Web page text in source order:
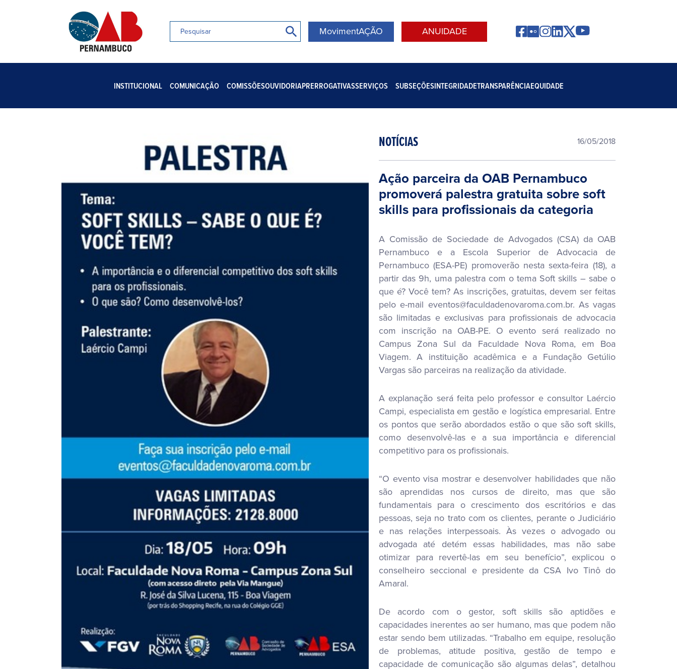
MovimentAÇÃO ANUIDADE
INSTITUCIONAL COMUNICAÇÃO COMISSÕESOUVIDORIAPRERROGATIVASSERVIÇOS SUBSEÇÕESINTEGRIDADETRANSPARÊNCIAEQUIDADE
NOTÍCIAS 16/05/2018
Ação parceira da OAB Pernambuco
promoverá palestra gratuita sobre soft
skills para profissionais da categoria
A Comissão de Sociedade de Advogados (CSA) da OAB
Pernambuco e a Escola Superior de Advocacia de
Pernambuco (ESA-PE) promoverão nesta sexta-feira (18), a
partir das 9h, uma palestra com o tema Soft skills – sabe o
que é? Você tem? As inscrições, gratuitas, devem ser feitas
pelo e-mail eventos@faculdadenovaroma.com.br. As vagas
são limitadas e exclusivas para profissionais de advocacia
com inscrição na OAB-PE. O evento será realizado no
Campus Zona Sul da Faculdade Nova Roma, em Boa
Viagem. A instituição acadêmica e a Fundação Getúlio
Vargas são parceiras na realização da atividade.
A explanação será feita pelo professor e consultor Laércio
Campi, especialista em gestão e logística empresarial. Entre
os pontos que serão abordados estão o que são soft skills,
como desenvolvê-las e a sua importância e diferencial
competitivo para os profissionais.
“O evento visa mostrar e desenvolver habilidades que não
são aprendidas nos cursos de direito, mas que são
fundamentais para o crescimento dos escritórios e das
pessoas, seja no trato com os clientes, perante o Judiciário
e nas relações interpessoais. Às vezes o advogado ou
advogada até detém essas habilidades, mas não sabe
otimizar para revertê-las em seu benefício”, explicou o
conselheiro seccional e presidente da CSA Ivo Tinô do
Amaral.
De acordo com o gestor, soft skills são aptidões e
capacidades inerentes ao ser humano, mas que podem não
estar sendo bem utilizadas. “Trabalho em equipe, resolução
de problemas, atitude positiva, gestão de tempo e
capacidade de comunicação são algumas delas”, detalhou